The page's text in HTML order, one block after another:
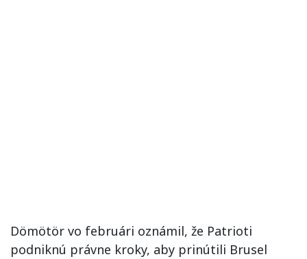
Dömötör vo februári oznámil, že Patrioti
podniknú právne kroky, aby prinútili Brusel